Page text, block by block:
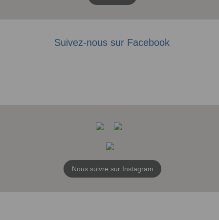
Suivez-nous sur Facebook
Nous suivre sur Instagram